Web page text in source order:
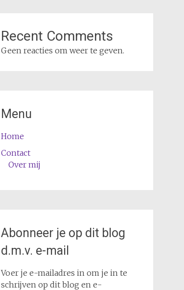
Recent Comments
Geen reacties om weer te geven.
Menu
Home
Contact
Over mij
Abonneer je op dit blog
d.m.v. e-mail
Voer je e-mailadres in om je in te
schrijven op dit blog en e-